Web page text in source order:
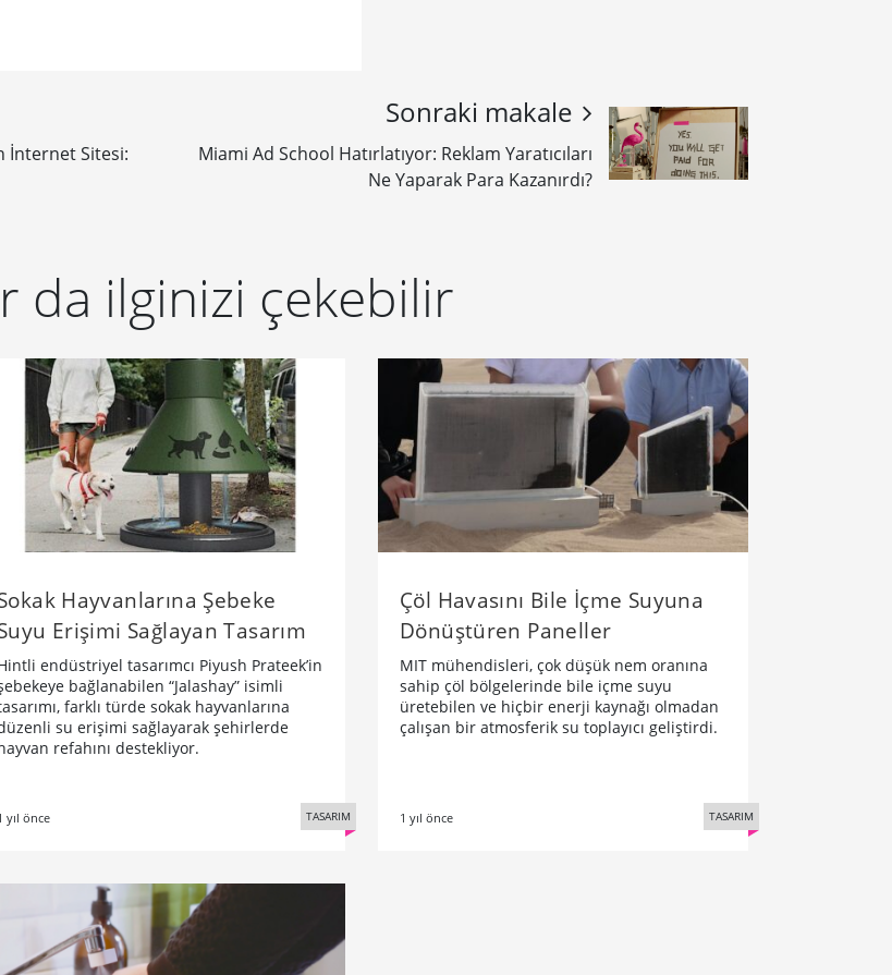
İnternet Sitesi:
Sonraki makale
Miami Ad School Hatırlatıyor: Reklam Yaratıcıları
Ne Yaparak Para Kazanırdı?
da ilginizi çekebilir
Hayvanlarına Şebeke
Erişimi Sağlayan Tasarım
endüstriyel tasarımcı Piyush Prateek’in
bağlanabilen “Jalashay” isimli
farklı türde sokak hayvanlarına
su erişimi sağlayarak şehirlerde
refahını destekliyor.
yıl önce TASARIM
Çöl Havasını Bile İçme Suyuna
Dönüştüren Paneller
MIT mühendisleri, çok düşük nem oranına
sahip çöl bölgelerinde bile içme suyu
üretebilen ve hiçbir enerji kaynağı olmadan
çalışan bir atmosferik su toplayıcı geliştirdi.
1 yıl önce TASARIM